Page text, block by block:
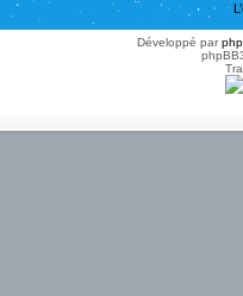
Développé par